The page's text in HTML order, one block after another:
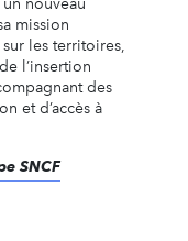
mission
les territoires,
l’insertion
des
et d’accès à
SNCF